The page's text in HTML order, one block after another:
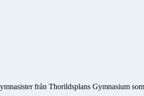
från Thorildsplans Gymnasium